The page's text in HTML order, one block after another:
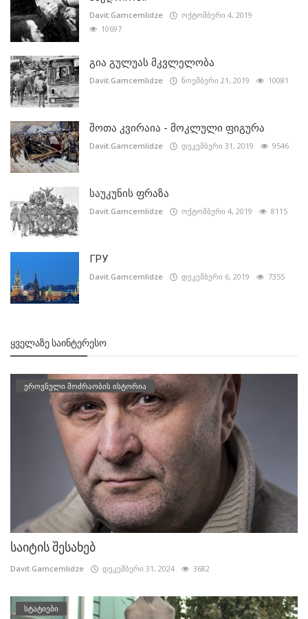
Davit.Gamcemlidze
ოქტომბერი 4, 2019
10697
გია გულუას მკვლელობა
Davit.Gamcemlidze ნოემბერი 21, 2019 10081
შოთა კვირაია - მოკლული ფიგურა
Davit.Gamcemlidze დეკემბერი 31, 2019 9546
საუკუნის ფრაზა
Davit.Gamcemlidze ოქტომბერი 4, 2019 8115
ГРУ
Davit.Gamcemlidze დეკემბერი 6, 2019 7355
ᲧᲕᲔᲚᲐᲖᲔ ᲡᲐᲘᲜᲢᲔᲠᲔᲡᲝ
ეროვნული მოძრაობის ისტორია
საიტის შესახებ
Davit.Gamcemlidze დეკემბერი 31, 2024 3682
სტატიები